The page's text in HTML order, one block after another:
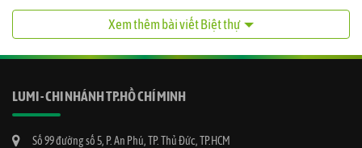
Xem thêm bài viết Biệt thự
LUMI - CHI NHÁNH TP.HỒ CHÍ MINH
Số 99 đường số 5, P. An Phú, TP. Thủ Đức, TP.HCM